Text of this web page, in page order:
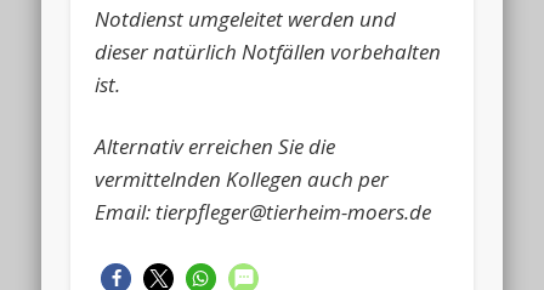
Notdienst umgeleitet werden und
dieser natürlich Notfällen vorbehalten
ist.
Alternativ erreichen Sie die
vermittelnden Kollegen auch per
Email: tierpfleger@tierheim-moers.de